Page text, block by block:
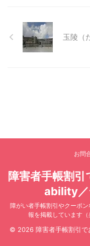
玉陵（
お問
障害者手帳割
ability／
障がい者手帳割引やクーポ
報を掲載しています（
© 2026 障害者手帳割引で